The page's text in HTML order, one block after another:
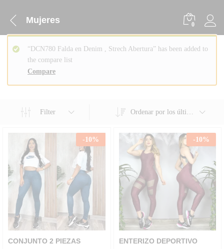
Mujeres 0
Compare
“DCN780 Falda en Denim , Strech Abertura” has been added to
the compare list
Filter Ordenar por los últimos
-10%
CONJUNTO 2 PIEZAS
-10%
ENTERIZO DEPORTIVO